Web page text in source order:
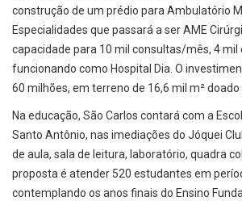
construção de um prédio para Ambulatório
Especialidades que passará a ser AME
capacidade para 10 mil consultas/mês, 4 mil
funcionando como Hospital Dia. O
60 milhões, em terreno de 16,6 mil m²
Na educação, São Carlos contará com a
Santo Antônio, nas imediações do Jóquei
de aula, sala de leitura, laboratório, quadra
proposta é atender 520 estudantes em
contemplando os anos finais do Ensino